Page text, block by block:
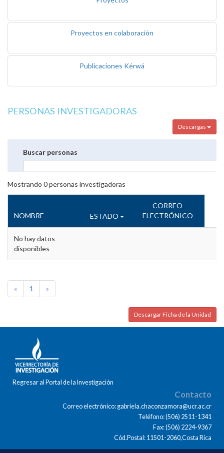
Proyectos en colaboración
Publicaciones Kérwá
PERSONAS INVESTIGADORAS
Descargas
Buscar personas
Mostrando 0personas investigadoras
NOMBRE ESTADO
CORREO
ELECTRÓNICO
No hay datos
disponibles
« 1 »
Descargar Ficha de la Unidad
Regresar al Portal de la Investigación
Contacto
Correo electrónico: gabriela.chaconzamora@ucr.ac.cr
Teléfono: (506) 2511-1341
Fax: (506) 2224-9367
Cód.Postal: 11501-2060,Costa Rica